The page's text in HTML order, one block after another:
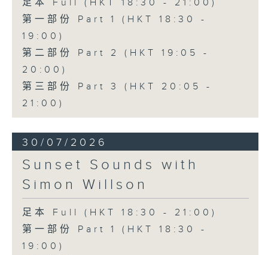
足本 Full (HKT 18:30 - 21:00)
第一部份 Part 1 (HKT 18:30 -
19:00)
第二部份 Part 2 (HKT 19:05 -
20:00)
第三部份 Part 3 (HKT 20:05 -
21:00)
30/07/2026
Sunset Sounds with
Simon Willson
足本 Full (HKT 18:30 - 21:00)
第一部份 Part 1 (HKT 18:30 -
19:00)